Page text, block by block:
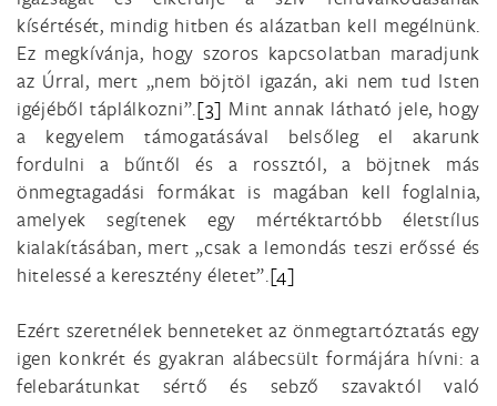
kísértését, mindig hitben és alázatban kell megélnünk.
Ez megkívánja, hogy szoros kapcsolatban maradjunk
az Úrral, mert „nem böjtöl igazán, aki nem tud Isten
igéjéből táplálkozni”. [3] Mint annak látható jele, hogy
a kegyelem támogatásával belsőleg el akarunk
fordulni a bűntől és a rossztól, a böjtnek más
önmegtagadási formákat is magában kell foglalnia,
amelyek segítenek egy mértéktartóbb életstílus
kialakításában, mert „csak a lemondás teszi erőssé és
hitelessé a keresztény életet”. [4]
Ezért szeretnélek benneteket az önmegtartóztatás egy
igen konkrét és gyakran alábecsült formájára hívni: a
felebarátunkat sértő és sebző szavaktól való